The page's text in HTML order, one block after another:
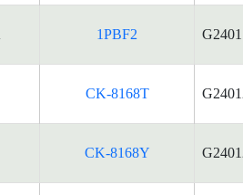
1PBF2
CK-8168T
CK-8168Y